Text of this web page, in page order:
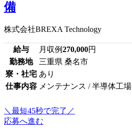
備
株式会社BREXA Technology
給与 月収例270,000円
勤務地
三重県 桑名市
寮・社宅 あり
仕事内容 メンテナンス / 半導体工場
＼最短45秒で完了／
応募へ進む